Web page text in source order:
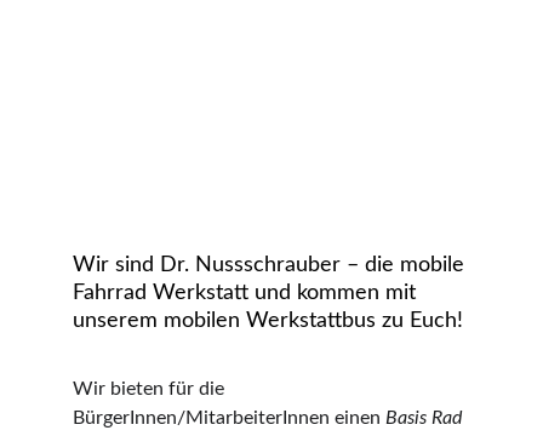
Wir sind Dr. Nussschrauber – die mobile
Fahrrad Werkstatt und kommen mit
unserem mobilen Werkstattbus zu Euch!
Wir bieten für die
BürgerInnen/MitarbeiterInnen einen Basis Rad